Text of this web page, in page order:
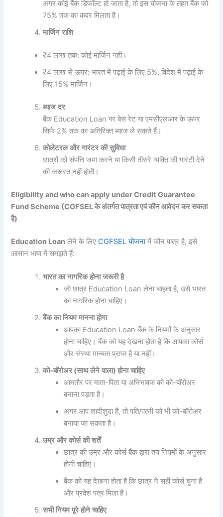
अगर कोई बैंक डिफॉल्ट हो जाता है, तो इस योजना के तहत बैंक को
75% तक का कवर मिलता है।
मार्जिन राशि
₹4 लाख तक: कोई मार्जिन नहीं।
₹4 लाख से ऊपर: भारत में पढ़ाई के लिए 5%, विदेश में पढ़ाई के
लिए 15% मार्जिन।
ब्याज दर
बैंक Education Loan पर बेस रेट या एमसीएलआर के ऊपर
सिर्फ 2% तक का अतिरिक्त ब्याज ले सकते हैं।
कोलेटरल और गारंटर की सुविधा
छात्रों को संपत्ति जमा करने या किसी तीसरे व्यक्ति की गारंटी देने
की जरूरत नहीं होती।
Eligibility and who can apply under Credit Guarantee
Fund Scheme (CGFSEL के अंतर्गत पात्रता एवं कौन आवेदन कर सकता
है)
Education Loan लेने के लिएCGFSEL योजनामें कौन पात्र है, इसे
आसान भाषा में समझते हैं:
भारत का नागरिक होना जरूरी है
जो छात्र Education Loan लेना चाहता है, उसे भारत
का नागरिक होना चाहिए।
बैंक का नियम मानना होगा
आपका Education Loan बैंक के नियमों के अनुसार
होना चाहिए। बैंक को यह देखना होता है कि आपका कोर्स
और संस्था मान्यता प्राप्त है या नहीं।
को–बॉरोअर(साथ लेने वाला)होना चाहिए
आमतौर पर माता-पिता या अभिभावक को को-बॉरोअर
बनाना पड़ता है।
अगर आप शादीशुदा हैं, तो पति/पत्नी को भी को-बॉरोअर
बनाया जा सकता है।
उम्र और कोर्स की शर्तें
छात्र की उम्र और कोर्स बैंक द्वारा तय नियमों के अनुसार
होनी चाहिए।
बैंक को यह देखना होता है कि छात्र ने सही कोर्स चुना है
और प्रवेश पत्र मिला है।
सभी नियम पूरे होने चाहिए